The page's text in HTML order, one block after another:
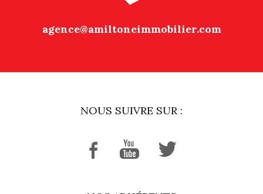
agence@amiltoneimmobilier.com
NOUS SUIVRE SUR :